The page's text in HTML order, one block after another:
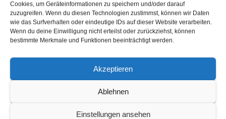
Cookies, um Geräteinformationen zu speichern und/oder darauf
zuzugreifen. Wenn du diesen Technologien zustimmst, können wir Daten
wie das Surfverhalten oder eindeutige IDs auf dieser Website verarbeiten.
Wenn du deine Einwilligung nicht erteilst oder zurückziehst, können
bestimmte Merkmale und Funktionen beeinträchtigt werden.
Akzeptieren
Ablehnen
Einstellungen ansehen
geniesserinnen.de